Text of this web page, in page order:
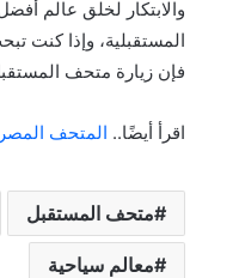
والابتكار لخلق عالم
المستقبلية، وإذا كنت
فإن زيارة متحف
اقرأ أيضًا.. المتحف
متحف المستقبل
معالم سياحية